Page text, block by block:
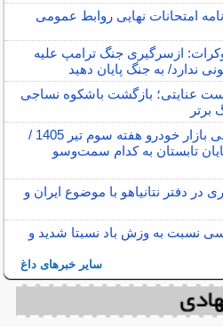
امتحانات نهایی روابط عمومی
ازسرگیری جنگ ترامپ علیه
ندارد/ به جنگ پایان دهید
عنایتی؛ بازگشت باشکوه نساجی
برتر
تحلیل و پیش‌بینی بازار خودرو هفته سوم تیر 1405 /
پایان تابستان به کدام سمت‌و‌سو
دفتر نتانیاهو با موضوع ایران و
نسبت به وزش باد نسبتا شدید و
سایر خبرهای داغ